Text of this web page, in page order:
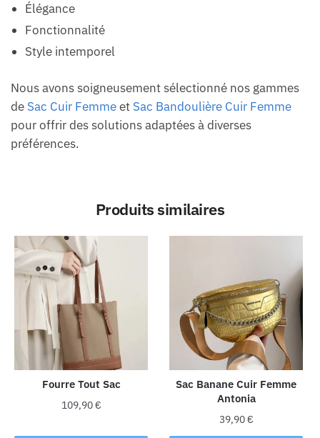
Élégance
Fonctionnalité
Style intemporel
Nous avons soigneusement sélectionné nos gammes
de Sac Cuir Femmeet Sac Bandoulière Cuir Femme
pour offrir des solutions adaptées à diverses
préférences.
Produits similaires
Fourre Tout Sac
109,90€
Sac Banane Cuir Femme
Antonia
39,90€